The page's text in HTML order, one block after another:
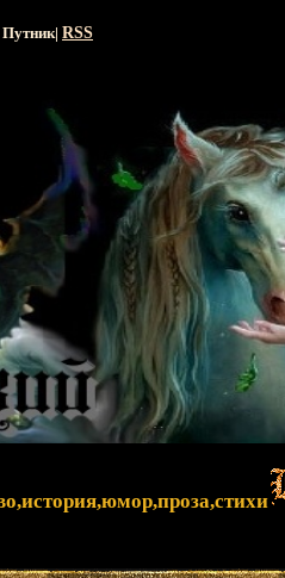
Путник| RSS